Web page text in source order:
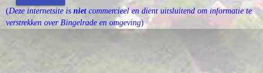
(Deze internetsite is nietcommercieel en dient uitsluitend om informatie te
verstrekken over Bingelrade en omgeving)